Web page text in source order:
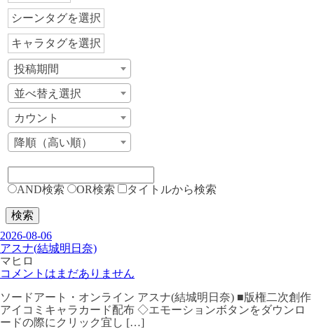
シーンタグを選択
キャラタグを選択
投稿期間
並べ替え選択
カウント
降順（高い順）
AND検索 OR検索 タイトルから検索
検索
2026-08-06
アスナ(結城明日奈)
マヒロ
コメントはまだありません
ソードアート・オンライン アスナ(結城明日奈) ■版権二次創作
アイコミキャラカード配布 ◇エモーションボタンをダウンロ
ードの際にクリック宜し […]